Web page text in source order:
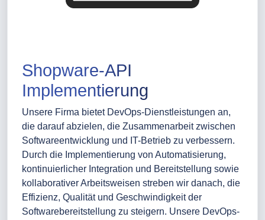
Shopware-API
Implementierung
Unsere Firma bietet DevOps-Dienstleistungen an,
die darauf abzielen, die Zusammenarbeit zwischen
Softwareentwicklung und IT-Betrieb zu verbessern.
Durch die Implementierung von Automatisierung,
kontinuierlicher Integration und Bereitstellung sowie
kollaborativer Arbeitsweisen streben wir danach, die
Effizienz, Qualität und Geschwindigkeit der
Softwarebereitstellung zu steigern. Unsere DevOps-